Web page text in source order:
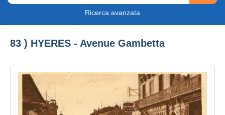
Ricerca avanzata
83 ) HYERES - Avenue Gambetta